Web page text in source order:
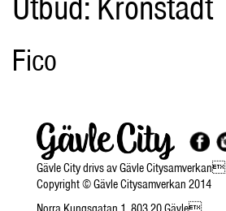
Fico
Gävle City drivs av Gävle Citysamverkan
Copyright © Gävle Citysamverkan 2014